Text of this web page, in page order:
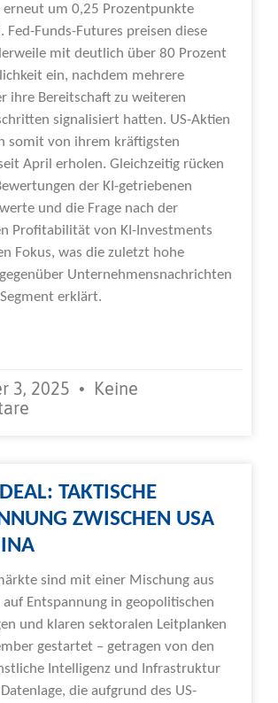
erneut um 0,25 Prozentpunkte
Fed-Funds-Futures preisen diese
mit deutlich über 80 Prozent
ein, nachdem mehrere
ihre Bereitschaft zu weiteren
signalisiert hatten. US-Aktien
somit von ihrem kräftigsten
April erholen. Gleichzeitig rücken
der KI-getriebenen
und die Frage nach der
Profitabilität von KI-Investments
Fokus, was die zuletzt hohe
Unternehmensnachrichten
erklärt.
3, 2025
Keine
TAKTISCHE
ZWISCHEN USA
sind mit einer Mischung aus
Entspannung in geopolitischen
und klaren sektoralen Leitplanken
gestartet – getragen von den
Intelligenz und Infrastruktur
die aufgrund des US-